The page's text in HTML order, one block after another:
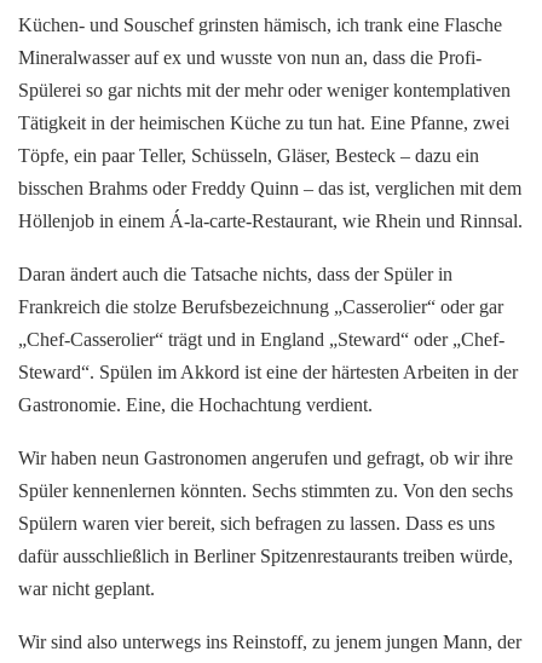
Küchen- und Souschef grinsten hämisch, ich trank eine Flasche
Mineralwasser auf ex und wusste von nun an, dass die Profi-
Spülerei so gar nichts mit der mehr oder weniger kontemplativen
Tätigkeit in der heimischen Küche zu tun hat. Eine Pfanne, zwei
Töpfe, ein paar Teller, Schüsseln, Gläser, Besteck – dazu ein
bisschen Brahms oder Freddy Quinn – das ist, verglichen mit dem
Höllenjob in einem Á-la-carte-Restaurant, wie Rhein und Rinnsal.
Daran ändert auch die Tatsache nichts, dass der Spüler in
Frankreich die stolze Berufsbezeichnung „Casserolier“ oder gar
„Chef-Casserolier“ trägt und in England „Steward“ oder „Chef-
Steward“. Spülen im Akkord ist eine der härtesten Arbeiten in der
Gastronomie. Eine, die Hochachtung verdient.
Wir haben neun Gastronomen angerufen und gefragt, ob wir ihre
Spüler kennenlernen könnten. Sechs stimmten zu. Von den sechs
Spülern waren vier bereit, sich befragen zu lassen. Dass es uns
dafür ausschließlich in Berliner Spitzenrestaurants treiben würde,
war nicht geplant.
Wir sind also unterwegs ins Reinstoff, zu jenem jungen Mann, der